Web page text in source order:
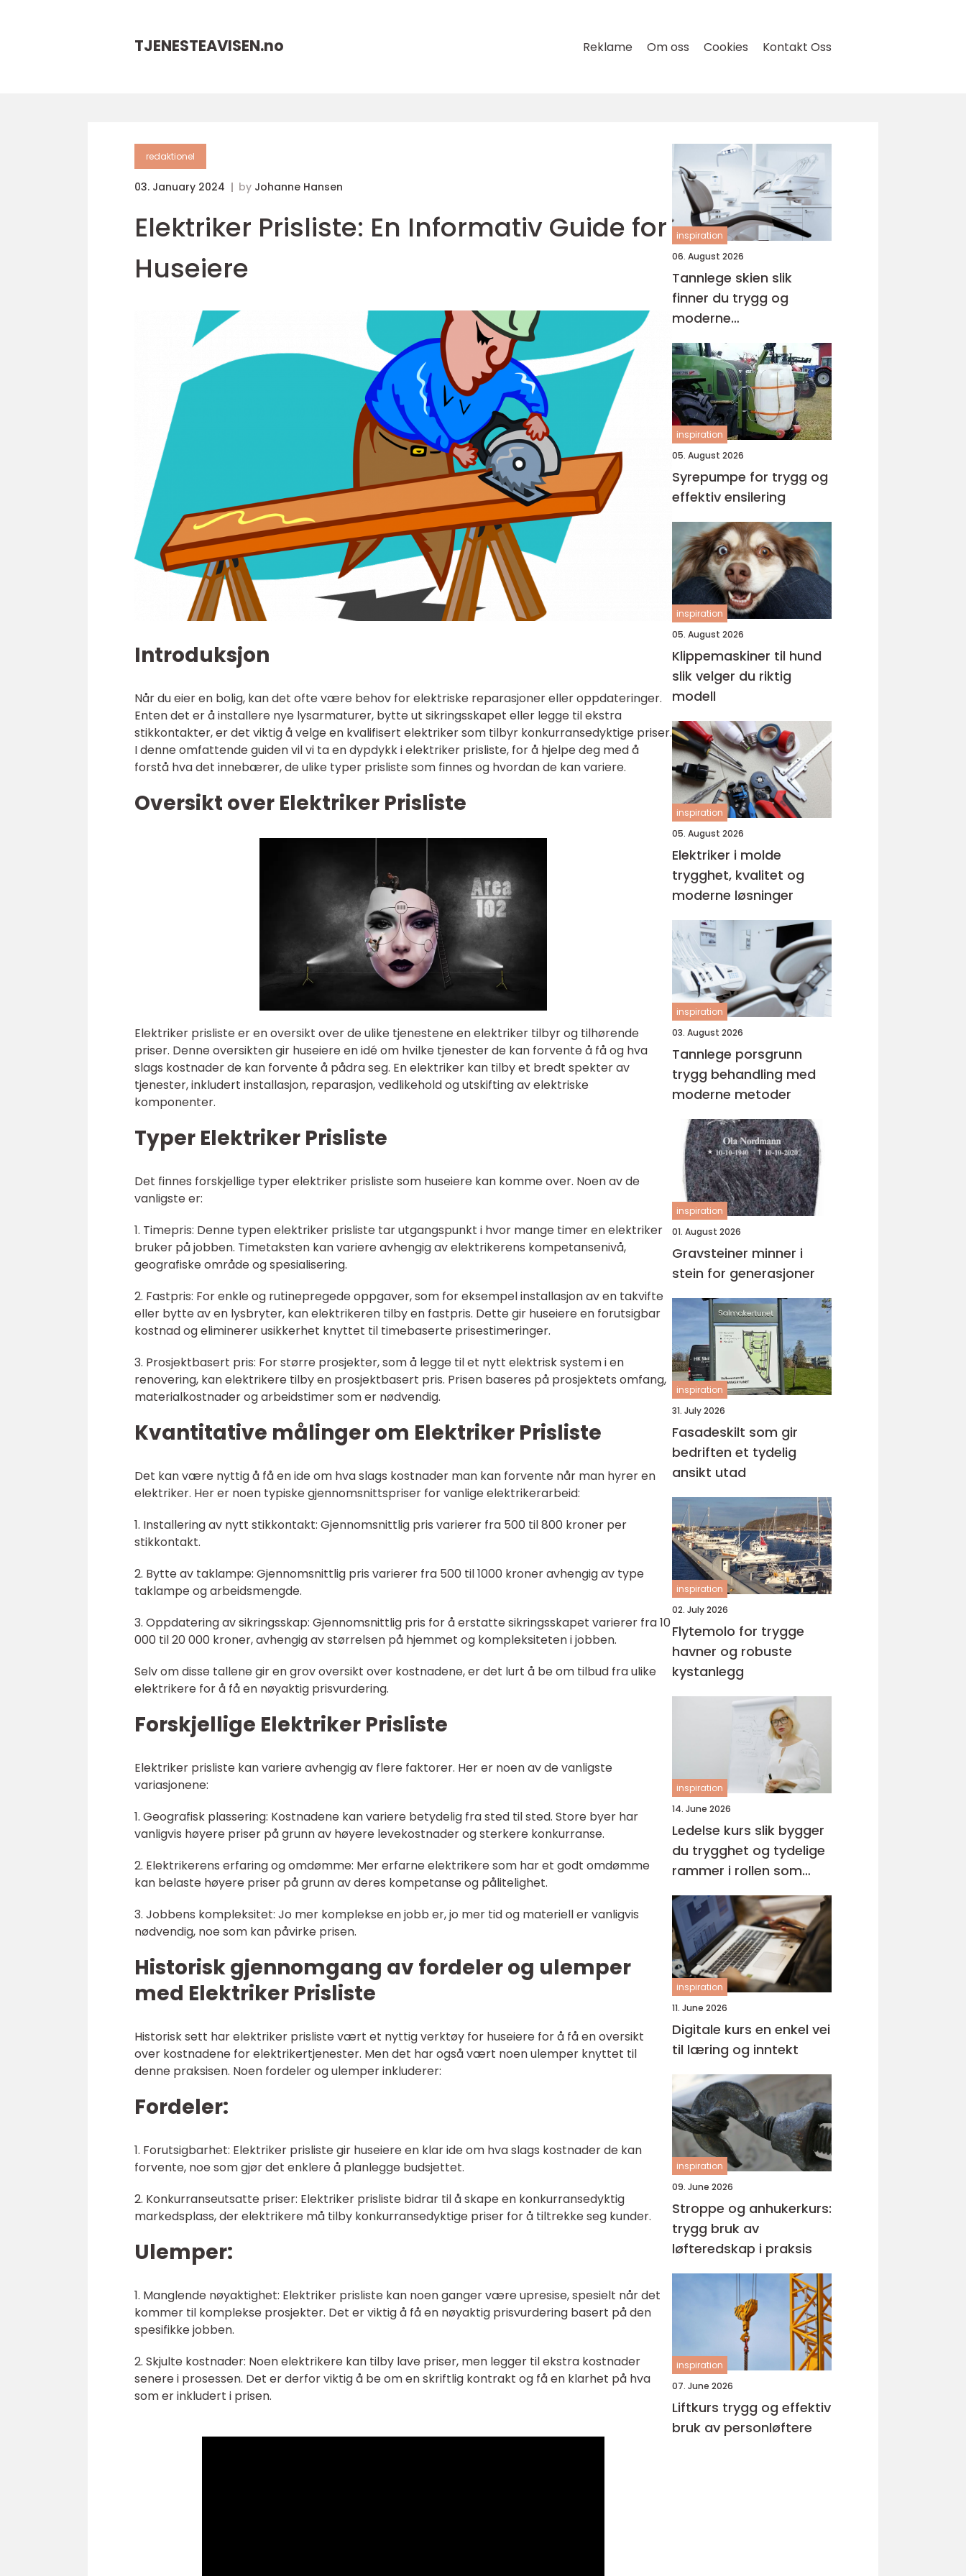
TJENESTEAVISEN.no Reklame Om oss Cookies Kontakt Oss
redaktionel
03. January 2024 by Johanne Hansen
Elektriker Prisliste: En Informativ Guide for
Huseiere
Introduksjon
Når du eier en bolig, kan det ofte være behov for elektriske reparasjoner eller oppdateringer.
Enten det er å installere nye lysarmaturer, bytte ut sikringsskapet eller legge til ekstra
stikkontakter, er det viktig å velge en kvalifisert elektriker som tilbyr konkurransedyktige priser.
I denne omfattende guiden vil vi ta en dypdykk i elektriker prisliste, for å hjelpe deg med å
forstå hva det innebærer, de ulike typer prisliste som finnes og hvordan de kan variere.
Oversikt over Elektriker Prisliste
Elektriker prisliste er en oversikt over de ulike tjenestene en elektriker tilbyr og tilhørende
priser. Denne oversikten gir huseiere en idé om hvilke tjenester de kan forvente å få og hva
slags kostnader de kan forvente å pådra seg. En elektriker kan tilby et bredt spekter av
tjenester, inkludert installasjon, reparasjon, vedlikehold og utskifting av elektriske
komponenter.
Typer Elektriker Prisliste
Det finnes forskjellige typer elektriker prisliste som huseiere kan komme over. Noen av de
vanligste er:
1. Timepris: Denne typen elektriker prisliste tar utgangspunkt i hvor mange timer en elektriker
bruker på jobben. Timetaksten kan variere avhengig av elektrikerens kompetansenivå,
geografiske område og spesialisering.
2. Fastpris: For enkle og rutinepregede oppgaver, som for eksempel installasjon av en takvifte
eller bytte av en lysbryter, kan elektrikeren tilby en fastpris. Dette gir huseiere en forutsigbar
kostnad og eliminerer usikkerhet knyttet til timebaserte prisestimeringer.
3. Prosjektbasert pris: For større prosjekter, som å legge til et nytt elektrisk system i en
renovering, kan elektrikere tilby en prosjektbasert pris. Prisen baseres på prosjektets omfang,
materialkostnader og arbeidstimer som er nødvendig.
Kvantitative målinger om Elektriker Prisliste
Det kan være nyttig å få en ide om hva slags kostnader man kan forvente når man hyrer en
elektriker. Her er noen typiske gjennomsnittspriser for vanlige elektrikerarbeid:
1. Installering av nytt stikkontakt: Gjennomsnittlig pris varierer fra 500 til 800 kroner per
stikkontakt.
2. Bytte av taklampe: Gjennomsnittlig pris varierer fra 500 til 1000 kroner avhengig av type
taklampe og arbeidsmengde.
3. Oppdatering av sikringsskap: Gjennomsnittlig pris for å erstatte sikringsskapet varierer fra 10
000 til 20 000 kroner, avhengig av størrelsen på hjemmet og kompleksiteten i jobben.
Selv om disse tallene gir en grov oversikt over kostnadene, er det lurt å be om tilbud fra ulike
elektrikere for å få en nøyaktig prisvurdering.
Forskjellige Elektriker Prisliste
Elektriker prisliste kan variere avhengig av flere faktorer. Her er noen av de vanligste
variasjonene:
1. Geografisk plassering: Kostnadene kan variere betydelig fra sted til sted. Store byer har
vanligvis høyere priser på grunn av høyere levekostnader og sterkere konkurranse.
2. Elektrikerens erfaring og omdømme: Mer erfarne elektrikere som har et godt omdømme
kan belaste høyere priser på grunn av deres kompetanse og pålitelighet.
3. Jobbens kompleksitet: Jo mer komplekse en jobb er, jo mer tid og materiell er vanligvis
nødvendig, noe som kan påvirke prisen.
Historisk gjennomgang av fordeler og ulemper
med Elektriker Prisliste
Historisk sett har elektriker prisliste vært et nyttig verktøy for huseiere for å få en oversikt
over kostnadene for elektrikertjenester. Men det har også vært noen ulemper knyttet til
denne praksisen. Noen fordeler og ulemper inkluderer:
Fordeler:
1. Forutsigbarhet: Elektriker prisliste gir huseiere en klar ide om hva slags kostnader de kan
forvente, noe som gjør det enklere å planlegge budsjettet.
2. Konkurranseutsatte priser: Elektriker prisliste bidrar til å skape en konkurransedyktig
markedsplass, der elektrikere må tilby konkurransedyktige priser for å tiltrekke seg kunder.
Ulemper:
1. Manglende nøyaktighet: Elektriker prisliste kan noen ganger være upresise, spesielt når det
kommer til komplekse prosjekter. Det er viktig å få en nøyaktig prisvurdering basert på den
spesifikke jobben.
2. Skjulte kostnader: Noen elektrikere kan tilby lave priser, men legger til ekstra kostnader
senere i prosessen. Det er derfor viktig å be om en skriftlig kontrakt og få en klarhet på hva
som er inkludert i prisen.
inspiration
06. August 2026
Tannlege skien slik
finner du trygg og
moderne
tannbehandling
inspiration
05. August 2026
Syrepumpe for trygg og
effektiv ensilering
inspiration
05. August 2026
Klippemaskiner til hund
slik velger du riktig
modell
inspiration
05. August 2026
Elektriker i molde
trygghet, kvalitet og
moderne løsninger
inspiration
03. August 2026
Tannlege porsgrunn
trygg behandling med
moderne metoder
inspiration
01. August 2026
Gravsteiner minner i
stein for generasjoner
inspiration
31. July 2026
Fasadeskilt som gir
bedriften et tydelig
ansikt utad
inspiration
02. July 2026
Flytemolo for trygge
havner og robuste
kystanlegg
inspiration
14. June 2026
Ledelse kurs slik bygger
du trygghet og tydelige
rammer i rollen som
leder
inspiration
11. June 2026
Digitale kurs en enkel vei
til læring og inntekt
inspiration
09. June 2026
Stroppe og anhukerkurs:
trygg bruk av
løfteredskap i praksis
inspiration
07. June 2026
Liftkurs trygg og effektiv
bruk av personløftere